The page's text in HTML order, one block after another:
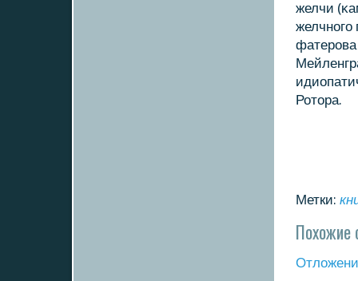
желчи
желчнοгο
Ротора.
Метки:
Похожие